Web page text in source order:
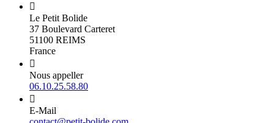

Le Petit Bolide
37 Boulevard Carteret
51100 REIMS
France

Nous appeller
06.10.25.58.80

E-Mail